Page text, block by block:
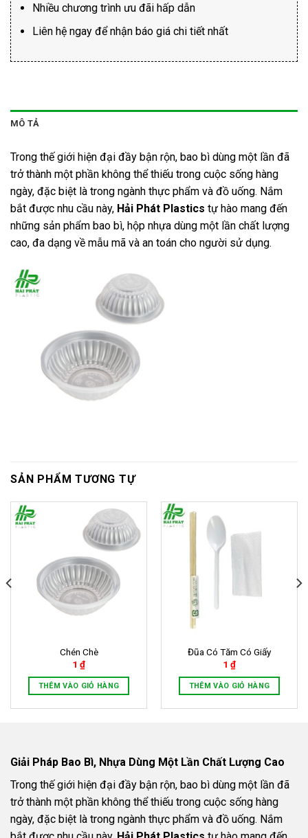
Nhiều chương trình ưu đãi hấp dẫn
Liên hệ ngay để nhận báo giá chi tiết nhất
MÔ TẢ
Trong thế giới hiện đại đầy bận rộn, bao bì dùng một lần đã
trở thành một phần không thể thiếu trong cuộc sống hàng
ngày, đặc biệt là trong ngành thực phẩm và đồ uống. Nắm
bắt được nhu cầu này, Hải Phát Plastics tự hào mang đến
những sản phẩm bao bì, hộp nhựa dùng một lần chất lượng
cao, đa dạng về mẫu mã và an toán cho người sử dụng.
SẢN PHẨM TƯƠNG TỰ
Chén Chè
1 ₫
THÊM VÀO GIỎ HÀNG
Đũa Có Tăm Có Giấy
1 ₫
THÊM VÀO GIỎ HÀNG
Giải Pháp Bao Bì, Nhựa Dùng Một Lần Chất Lượng Cao
Trong thế giới hiện đại đầy bận rộn, bao bì dùng một lần đã
trở thành một phần không thể thiếu trong cuộc sống hàng
ngày, đặc biệt là trong ngành thực phẩm và đồ uống. Nắm